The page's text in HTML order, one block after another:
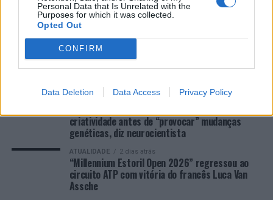
Personal Data that Is Unrelated with the
Purposes for which it was collected.
Opted Out
CONFIRM
Data Deletion Data Access Privacy Policy
ATUALIDADE
criatividade antes de “provocar” mudanças
genéticas, diz neurocientista
ATUALIDADE 2 dias atrás
“Millennium Estoril Open 2026” regressou ao
circuito ATP com vitória do francês Luca Van
Assche